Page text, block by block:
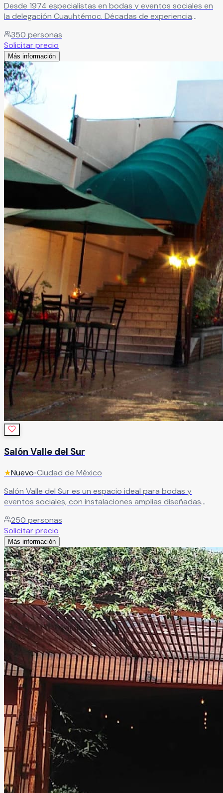
Desde 1974 especialistas en bodas y eventos sociales en
la delegación Cuauhtémoc. Décadas de experiencia
primer nivel.Leer más
350 personas
Solicitar precio
Más información
Salón Valle del Sur
★Nuevo•Ciudad de México
Salón Valle del Sur es un espacio ideal para bodas y
eventos sociales, con instalaciones amplias diseñadas
calidad, servicio y excelente relación costo-beneficio.
Tiene capacidad para banquetes de 50 a 250 personas,
además de contar con camerino para novios, área de
fumadores, estacionamiento amplio y servicio de limpieza
en sanitarios.Leer más
250 personas
Solicitar precio
Más información